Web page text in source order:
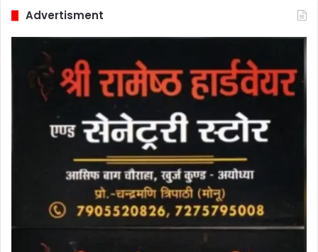
Advertisment